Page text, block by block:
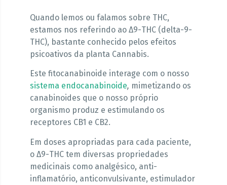
Quando lemos ou falamos sobre THC,
estamos nos referindo ao Δ9-THC (delta-9-
THC), bastante conhecido pelos efeitos
psicoativos da planta Cannabis.
Este fitocanabinoide interage com o nosso
sistema endocanabinoide, mimetizando os
canabinoides que o nosso próprio
organismo produz e estimulando os
receptores CB1 e CB2.
Em doses apropriadas para cada paciente,
o Δ9-THC tem diversas propriedades
medicinais como analgésico, anti-
inflamatório, anticonvulsivante, estimulador